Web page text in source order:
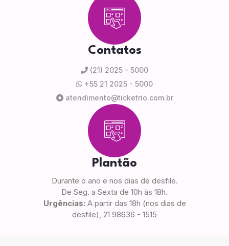
Contatos
(21) 2025 - 5000
+55 21 2025 - 5000
atendimento@ticketrio.com.br
Plantão
Durante o ano e nos dias de desfile.
De Seg. a Sexta de 10h às 18h.
Urgências: A partir das 18h (nos dias de
desfile), 21 98636 - 1515